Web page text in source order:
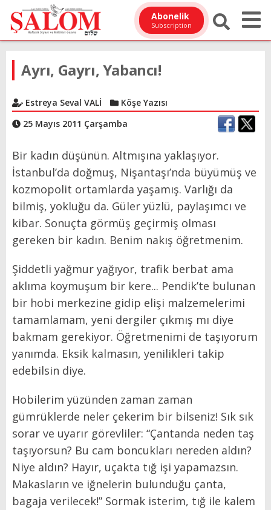
Abonelik
Subscription
Ayrı, Gayrı, Yabancı!
Estreya Seval VALİ
Köşe Yazısı
25 Mayıs 2011 Çarşamba
Bir kadın düşünün. Altmışına yaklaşıyor.
İstanbul’da doğmuş, Nişantaşı’nda büyümüş ve
kozmopolit ortamlarda yaşamış. Varlığı da
bilmiş, yokluğu da. Güler yüzlü, paylaşımcı ve
kibar. Sonuçta görmüş geçirmiş olması
gereken bir kadın. Benim nakış öğretmenim.
Şiddetli yağmur yağıyor, trafik berbat ama
aklıma koymuşum bir kere... Pendik’te bulunan
bir hobi merkezine gidip elişi malzemelerimi
tamamlamam, yeni dergiler çıkmış mı diye
bakmam gerekiyor. Öğretmenimi de taşıyorum
yanımda. Eksik kalmasın, yenilikleri takip
edebilsin diye.
Hobilerim yüzünden zaman zaman
gümrüklerde neler çekerim bir bilseniz! Sık sık
sorar ve uyarır görevliler: “Çantanda neden taş
taşıyorsun? Bu cam boncukları nereden aldın?
Niye aldın? Hayır, uçakta tığ işi yapamazsın.
Makasların ve iğnelerin bulunduğu çanta,
bagaja verilecek!” Sormak isterim, tığ ile kalem